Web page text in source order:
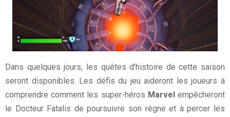
Dans quelques jours, les quêtes d’histoire de cette saison
seront disponibles. Les défis du jeu aideront les joueurs à
comprendre comment les super-héros Marvelempêcheront
le Docteur Fatalis de poursuivre son règne et à percer les